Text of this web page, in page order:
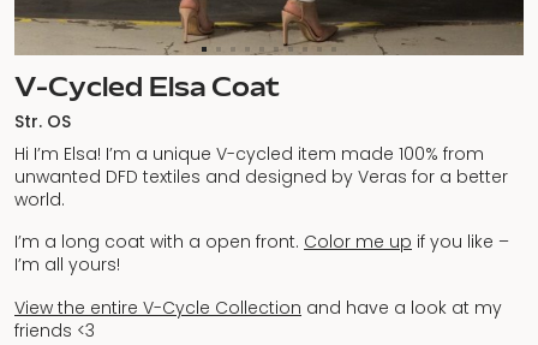
V-Cycled Elsa Coat
Str. OS
Hi I’m Elsa! I’m a unique V-cycled item made 100% from
unwanted DFD textiles and designed by Veras for a better
world.
I’m a long coat with a open front. Color me up if you like –
I’m all yours!
View the entire V-Cycle Collection and have a look at my
friends <3